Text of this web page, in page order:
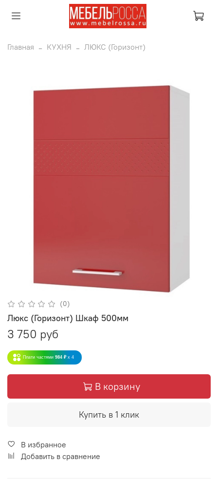
Главная КУХНЯ ЛЮКС (Горизонт)
(0)
Люкс (Горизонт) Шкаф 500мм
3 750 руб
Плати частями 984 ₽ x 4
В корзину
Купить в 1 клик
В избранное
Добавить в сравнение